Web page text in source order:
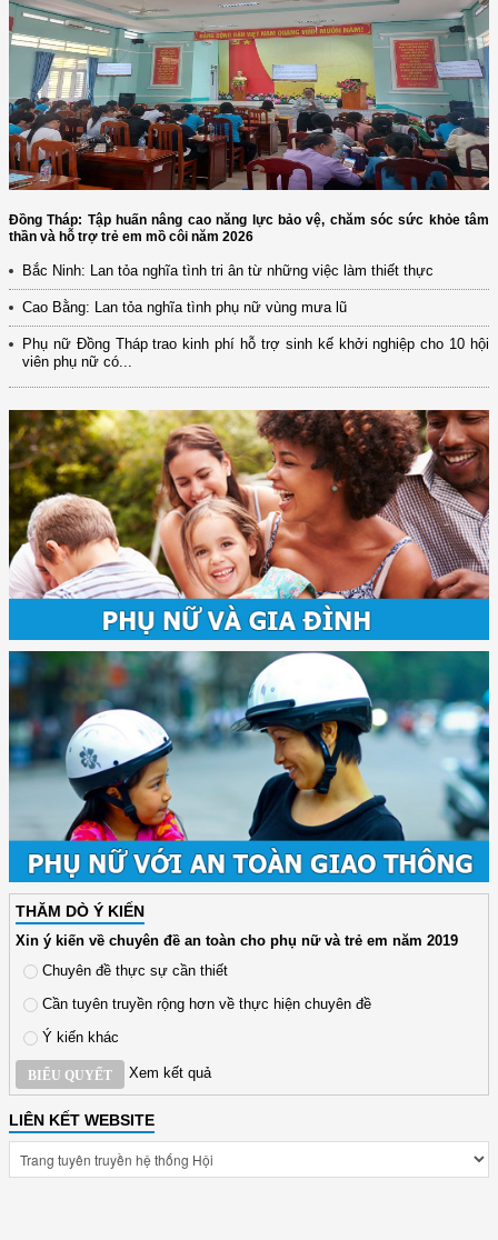
Đồng Tháp: Tập huấn nâng cao năng lực bảo vệ, chăm sóc sức khỏe tâm
thần và hỗ trợ trẻ em mồ côi năm 2026
Bắc Ninh: Lan tỏa nghĩa tình tri ân từ những việc làm thiết thực
Cao Bằng: Lan tỏa nghĩa tình phụ nữ vùng mưa lũ
Phụ nữ Đồng Tháp trao kinh phí hỗ trợ sinh kế khởi nghiệp cho 10 hội
viên phụ nữ có...
THĂM DÒ Ý KIẾN
Xin ý kiến về chuyên đề an toàn cho phụ nữ và trẻ em năm 2019
Chuyên đề thực sự cần thiết
Cần tuyên truyền rộng hơn về thực hiện chuyên đề
Ý kiến khác
BIỂU QUYẾT Xem kết quả
LIÊN KẾT WEBSITE